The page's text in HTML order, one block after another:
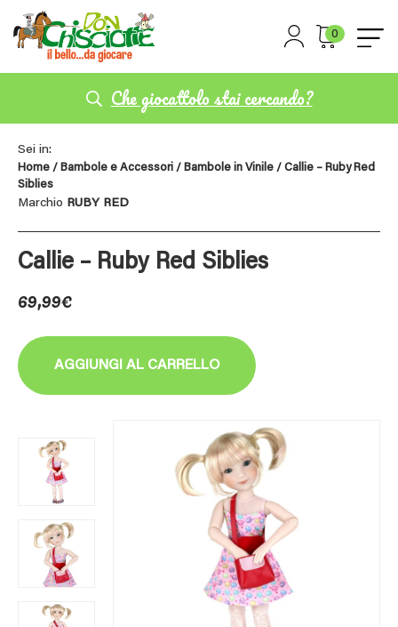
0
Che giocattolo stai cercando?
Sei in:
Home / Bambole e Accessori / Bambole in Vinile / Callie – Ruby Red
Siblies
Marchio RUBY RED
Callie – Ruby Red Siblies
69,99€
AGGIUNGI AL CARRELLO